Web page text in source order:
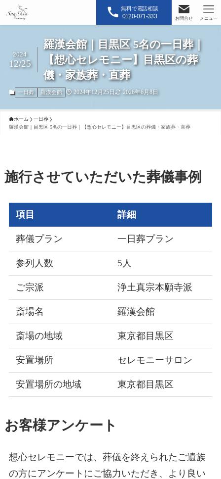
無料で電話相談
0120-071-333 お問合せ メニュー
羅漢会館｜目黒区 5名の一日葬｜
【想心セレモニー】目黒区の葬
儀・家族葬・直葬
2024
12/25
一日葬 羅漢会館 2024年12月25日 2026年6月8日
ホーム
一日葬
羅漢会館｜目黒区 5名の一日葬｜【想心セレモニー】目黒区の葬儀・家族葬・直葬
施行させていただいた葬儀事例
項目 詳細
葬儀プラン 一日葬プラン
参列人数 5人
ご宗派 浄土真宗本願寺派
斎場名 羅漢会館
斎場の地域 東京都目黒区
安置場所 セレモニーサロン
安置場所の地域 東京都目黒区
お客様アンケート
想心セレモニーでは、葬儀を終えられたご遺族
の方にアンケートにご協力いただき、より良い